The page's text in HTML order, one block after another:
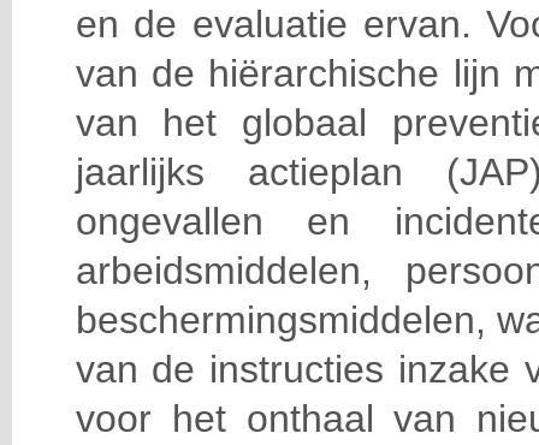
en de evaluatie ervan.
van de hiërarchische lijn
van het globaal
jaarlijks actieplan
ongevallen en
arbeidsmiddelen,
beschermingsmiddelen,
van de instructies inzake
voor het onthaal van